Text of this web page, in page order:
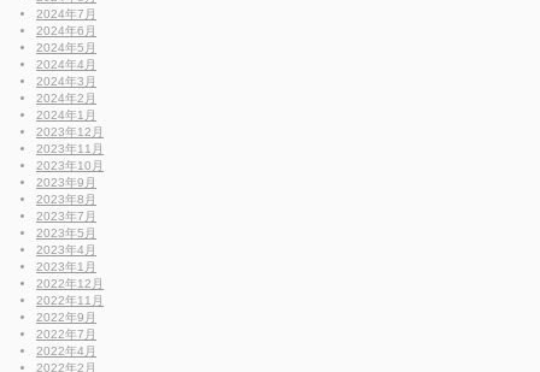
2024年7月
2024年6月
2024年5月
2024年4月
2024年3月
2024年2月
2024年1月
2023年12月
2023年11月
2023年10月
2023年9月
2023年8月
2023年7月
2023年5月
2023年4月
2023年1月
2022年12月
2022年11月
2022年9月
2022年7月
2022年4月
2022年2月